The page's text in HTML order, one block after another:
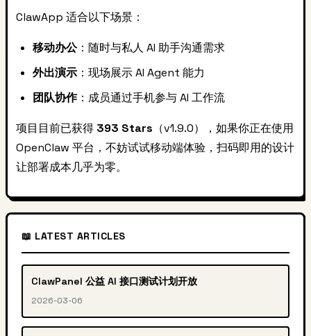
ClawApp 适合以下场景：
移动办公：随时与私人 AI 助手沟通需求
外出演示 ：现场展示 AI Agent 能力
团队协作：成员通过手机参与 AI 工作流
项目目前已获得 393 Stars （v1.9.0），如果你正在使用
OpenClaw 平台，不妨试试移动端体验，扫码即用的设计
让部署成本几乎为零。
📖 LATEST ARTICLES
ClawPanel 公益 AI 接口测试计划开放
2026-03-06